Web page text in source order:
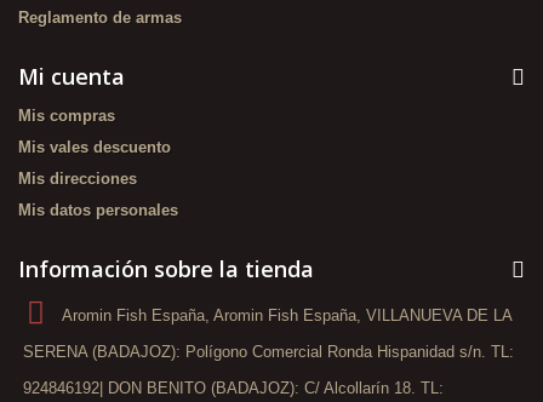
Reglamento de armas
Mi cuenta
Mis compras
Mis vales descuento
Mis direcciones
Mis datos personales
Información sobre la tienda
Aromin Fish España, Aromin Fish España, VILLANUEVA DE LA
SERENA (BADAJOZ): Polígono Comercial Ronda Hispanidad s/n. TL:
924846192| DON BENITO (BADAJOZ): C/ Alcollarín 18. TL: